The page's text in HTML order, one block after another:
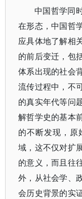
中国哲学同
在形态，中国哲
应具体地了解相
的前后变迁，包
体系出现的社会
流传过程中，不
的真实年代等问
解哲学史的基本
的不断发现，
域，这不仅对扩
的意义，而且往
外，从社会学、
会历史背景的实